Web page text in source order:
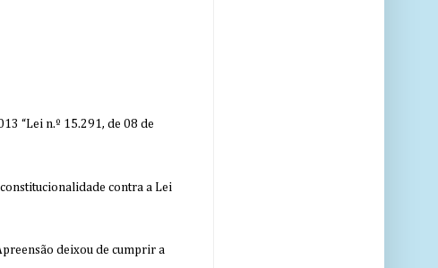
“Lei n.º 15.291, de 08 de
contra a Lei
deixou de cumprir a